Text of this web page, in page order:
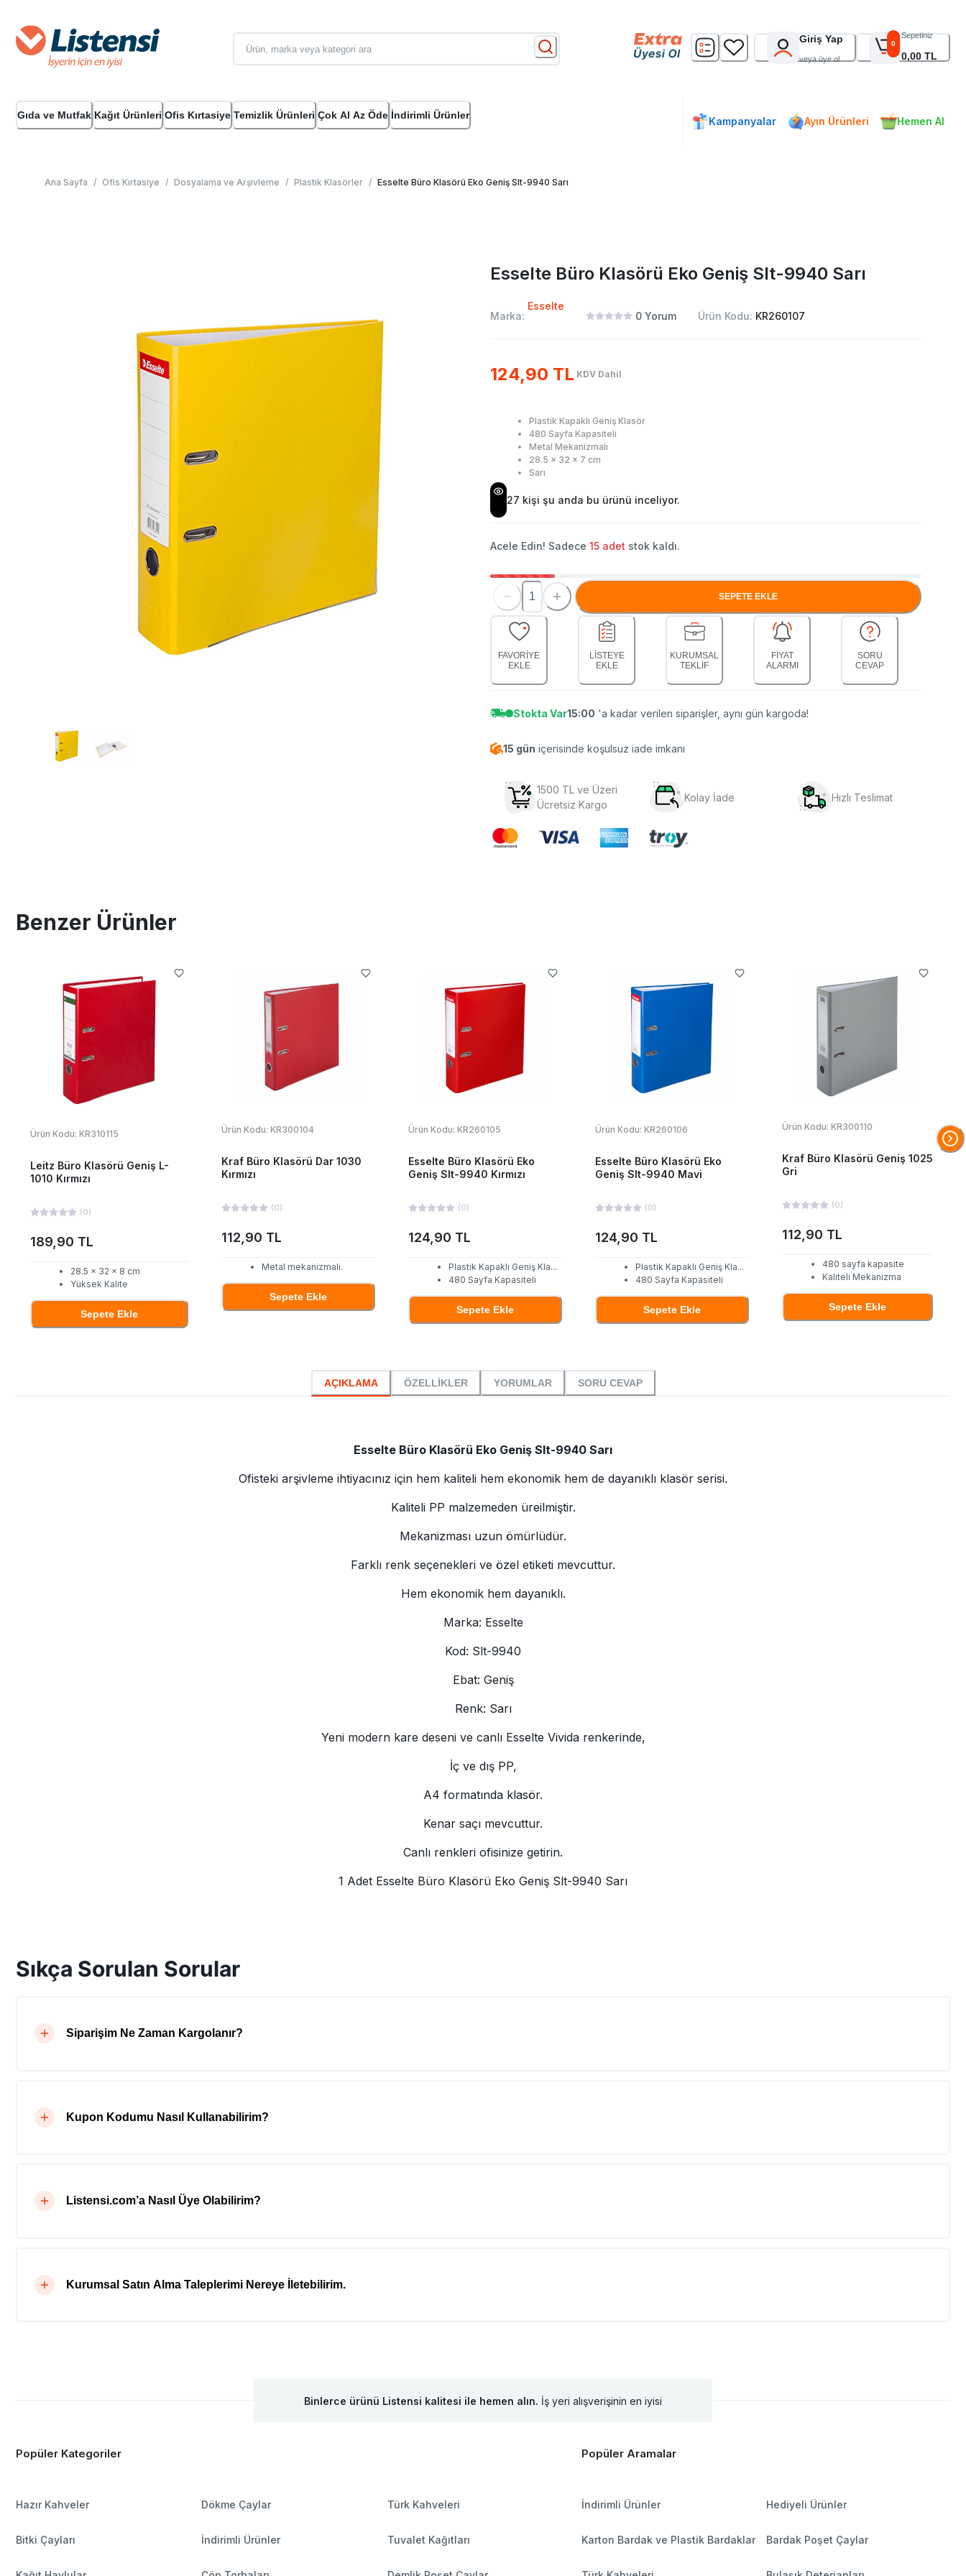
Giriş Yap
veya üye ol
0
Sepetiniz
0,00 TL
Gıda ve Mutfak Kağıt Ürünleri Ofis Kırtasiye Temizlik Ürünleri Çok Al Az Öde İndirimli Ürünler Kampanyalar Ayın Ürünleri Hemen Al
Ana Sayfa / Ofis Kırtasiye / Dosyalama ve Arşivleme / Plastik Klasörler / Esselte Büro Klasörü Eko Geniş Slt-9940 Sarı
Esselte Büro Klasörü Eko Geniş Slt-9940 Sarı
Marka:
Esselte
0 Yorum Ürün Kodu: KR260107
124,90 TL KDV Dahil
Plastik Kapaklı Geniş Klasör
480 Sayfa Kapasiteli
Metal Mekanizmalı
28.5 x 32 x 7 cm
Sarı
27 kişi şu anda bu ürünü inceliyor.
Acele Edin! Sadece 15 adet stok kaldı.
SEPETE EKLE
FAVORİYE
EKLE
LİSTEYE
EKLE
KURUMSAL
TEKLİF
FİYAT
ALARMI
SORU
CEVAP
Stokta Var15:00 'a kadar verilen siparişler, aynı gün kargoda!
15 gün içerisinde koşulsuz iade imkanı
1500 TL ve Üzeri
Ücretsiz Kargo
Kolay İade Hızlı Teslimat
Benzer Ürünler
Ürün Kodu: KR310115
Leitz Büro Klasörü Geniş L-
1010 Kırmızı
(0)
189,90 TL
28.5 x 32 x 8 cm
Yüksek Kalite
Sepete Ekle
Ürün Kodu: KR300104
Kraf Büro Klasörü Dar 1030
Kırmızı
(0)
112,90 TL
Metal mekanizmalı.
Sepete Ekle
Ürün Kodu: KR260105
Esselte Büro Klasörü Eko
Geniş Slt-9940 Kırmızı
(0)
124,90 TL
Plastik Kapaklı Geniş Kla...
480 Sayfa Kapasiteli
Sepete Ekle
Ürün Kodu: KR260106
Esselte Büro Klasörü Eko
Geniş Slt-9940 Mavi
(0)
124,90 TL
Plastik Kapaklı Geniş Kla...
480 Sayfa Kapasiteli
Sepete Ekle
Ürün Kodu: KR300110
Kraf Büro Klasörü Geniş 1025
Gri
(0)
112,90 TL
480 sayfa kapasite
Kaliteli Mekanizma
Sepete Ekle
AÇIKLAMA ÖZELLİKLER YORUMLAR SORU CEVAP
Esselte Büro Klasörü Eko Geniş Slt-9940 Sarı
Ofisteki arşivleme ihtiyacınız için hem kaliteli hem ekonomik hem de dayanıklı klasör serisi.
Kaliteli PP malzemeden üreilmiştir.
Mekanizması uzun ömürlüdür.
Farklı renk seçenekleri ve özel etiketi mevcuttur.
Hem ekonomik hem dayanıklı.
Marka: Esselte
Kod: Slt-9940
Ebat: Geniş
Renk: Sarı
Yeni modern kare deseni ve canlı Esselte Vivida renkerinde,
İç ve dış PP,
A4 formatında klasör.
Kenar saçı mevcuttur.
Canlı renkleri ofisinize getirin.
1 Adet Esselte Büro Klasörü Eko Geniş Slt-9940 Sarı
Sıkça Sorulan Sorular
Siparişim Ne Zaman Kargolanır?
Kupon Kodumu Nasıl Kullanabilirim?
Listensi.com’a Nasıl Üye Olabilirim?
Kurumsal Satın Alma Taleplerimi Nereye İletebilirim.
Binlerce ürünü Listensi kalitesi ile hemen alın. İş yeri alışverişinin en iyisi
Popüler Kategoriler Popüler Aramalar
Hazır Kahveler Dökme Çaylar Türk Kahveleri
Bitki Çayları İndirimli Ürünler Tuvalet Kağıtları
İndirimli Ürünler Hediyeli Ürünler
Karton Bardak ve Plastik Bardaklar Bardak Poşet Çaylar